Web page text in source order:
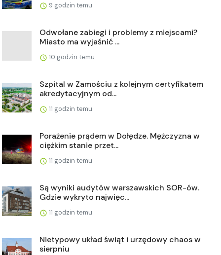
9 godzin temu
Odwołane zabiegi i problemy z miejscami?
Miasto ma wyjaśnić ...
10 godzin temu
Szpital w Zamościu z kolejnym certyfikatem
akredytacyjnym od...
11 godzin temu
Porażenie prądem w Dołędze. Mężczyzna w
ciężkim stanie przet...
11 godzin temu
Są wyniki audytów warszawskich SOR-ów.
Gdzie wykryto najwięc...
11 godzin temu
Nietypowy układ świąt i urzędowy chaos w
sierpniu